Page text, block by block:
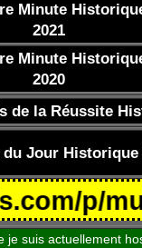
Minute
2021
Minute
2020
de la Réussite
du Jour Historique
actuellement